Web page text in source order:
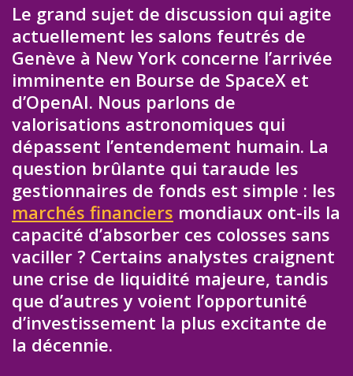
Le grand sujet de discussion qui agite
actuellement les salons feutrés de
Genève à New York concerne l’arrivée
imminente en Bourse de SpaceX et
d’OpenAI. Nous parlons de
valorisations astronomiques qui
dépassent l’entendement humain. La
question brûlante qui taraude les
gestionnaires de fonds est simple : les
marchés financiers mondiaux ont-ils la
capacité d’absorber ces colosses sans
vaciller ? Certains analystes craignent
une crise de liquidité majeure, tandis
que d’autres y voient l’opportunité
d’investissement la plus excitante de
la décennie.